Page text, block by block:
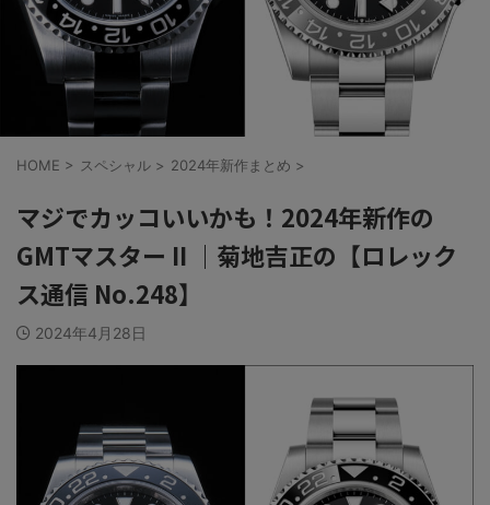
HOME > スペシャル > 2024年新作まとめ >
マジでカッコいいかも！2024年新作の
GMTマスター II ｜菊地吉正の【ロレック
ス通信 No.248】
2024年4月28日